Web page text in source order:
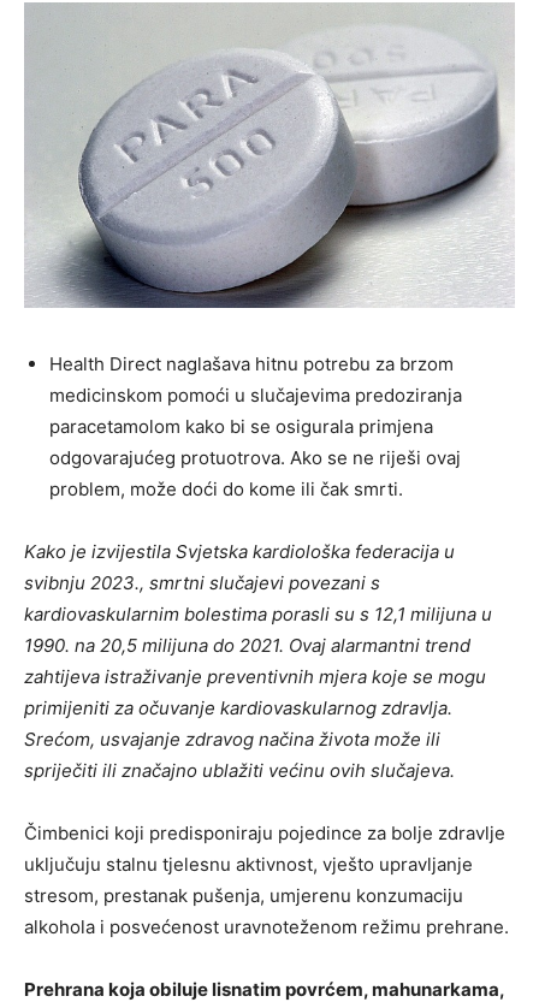
Health Direct naglašava hitnu potrebu za brzom
medicinskom pomoći u slučajevima predoziranja
paracetamolom kako bi se osigurala primjena
odgovarajućeg protuotrova. Ako se ne riješi ovaj
problem, može doći do kome ili čak smrti.
Kako je izvijestila Svjetska kardiološka federacija u
svibnju 2023., smrtni slučajevi povezani s
kardiovaskularnim bolestima porasli su s 12,1 milijuna u
1990. na 20,5 milijuna do 2021. Ovaj alarmantni trend
zahtijeva istraživanje preventivnih mjera koje se mogu
primijeniti za očuvanje kardiovaskularnog zdravlja.
Srećom, usvajanje zdravog načina života može ili
spriječiti ili značajno ublažiti većinu ovih slučajeva.
Čimbenici koji predisponiraju pojedince za bolje zdravlje
uključuju stalnu tjelesnu aktivnost, vješto upravljanje
stresom, prestanak pušenja, umjerenu konzumaciju
alkohola i posvećenost uravnoteženom režimu prehrane.
Prehrana koja obiluje lisnatim povrćem, mahunarkama,